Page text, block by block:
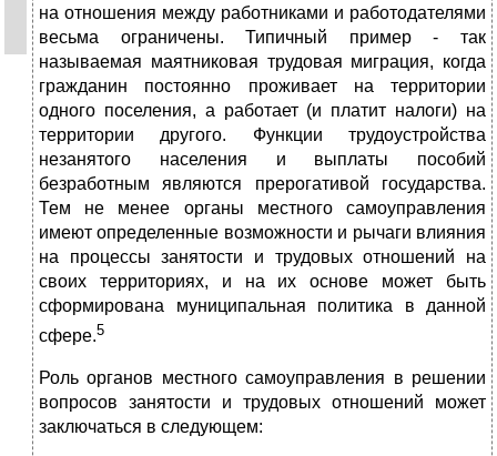
на отношения между работниками и работодателями
весьма ограничены. Типичный пример - так
называемая маятниковая трудовая миграция, когда
гражданин постоянно проживает на территории
одного поселения, а работает (и платит налоги) на
территории другого. Функции трудоустройства
незанятого населения и выплаты пособий
безработным являются прерогативой государства.
Тем не менее органы местного самоуправления
имеют определенные возможности и рычаги влияния
на процессы занятости и трудовых отношений на
своих территориях, и на их основе может быть
сформирована муниципальная политика в данной
сфере.5
Роль органов местного самоуправления в решении
вопросов занятости и трудовых отношений может
заключаться в следующем: